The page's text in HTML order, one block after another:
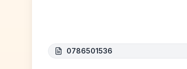
0786501536